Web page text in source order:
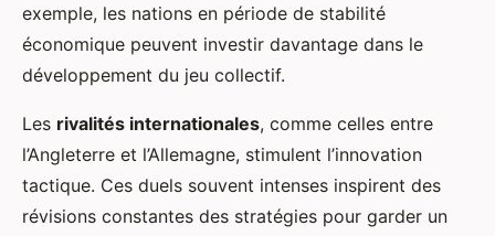
exemple, les nations en période de stabilité
économique peuvent investir davantage dans le
développement du jeu collectif.
Les rivalités internationales, comme celles entre
l’Angleterre et l’Allemagne, stimulent l’innovation
tactique. Ces duels souvent intenses inspirent des
révisions constantes des stratégies pour garder un